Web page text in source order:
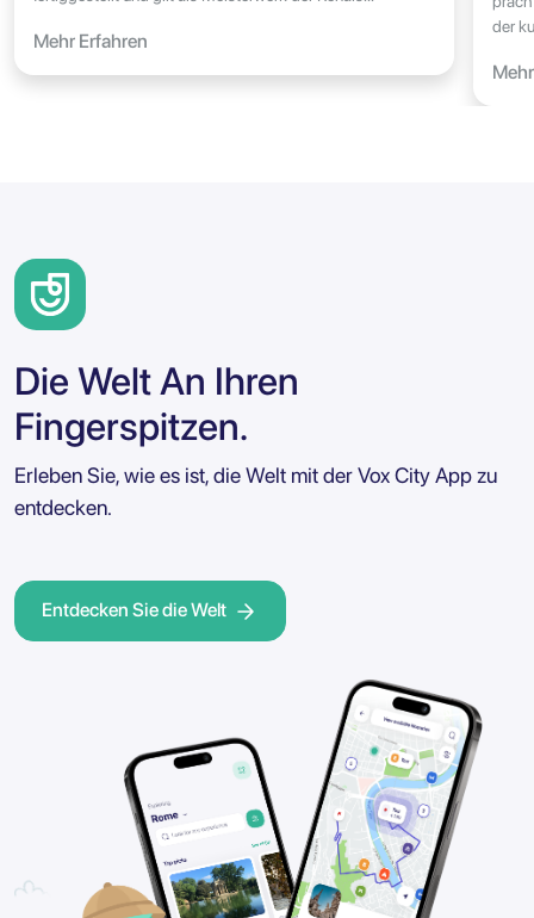
Mehr Erfahren
der
Die Welt An Ihren
Fingerspitzen.
Erleben Sie, wie es ist, die Welt mit der Vox City App zu
entdecken.
Entdecken Sie die Welt